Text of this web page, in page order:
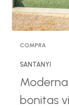
COMPRA
SANTANYI
bonitas